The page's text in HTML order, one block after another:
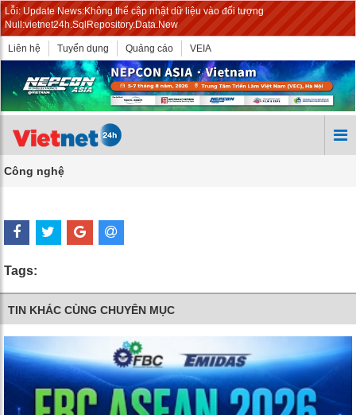
Lỗi: Update News:Không thể cập nhật dữ liệu vào đối tượng
Null:vietnet24h.SqlRepository.Data.New
Liên hệ Tuyển dụng Quảng cáo VEIA
Công nghệ
Tags:
TIN KHÁC CÙNG CHUYÊN MỤC